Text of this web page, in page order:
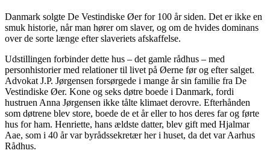
Danmark solgte De Vestindiske Øer for 100 år siden. Det er ikke en
smuk historie, når man hører om slaver, og om de hvides dominans
over de sorte længe efter slaveriets afskaffelse.
Udstillingen forbinder dette hus – det gamle rådhus – med
personhistorier med relationer til livet på Øerne før og efter salget.
Advokat J.P. Jørgensen forsørgede i mange år sin familie fra De
Vestindiske Øer. Kone og seks døtre boede i Danmark, fordi
hustruen Anna Jørgensen ikke tålte klimaet derovre. Efterhånden
som døtrene blev store, boede de et år eller to hos deres far og førte
hus for ham. Henriette, hans ældste datter, blev gift med Hjalmar
Aae, som i 40 år var byrådssekretær her i huset, da det var Aarhus
Rådhus.